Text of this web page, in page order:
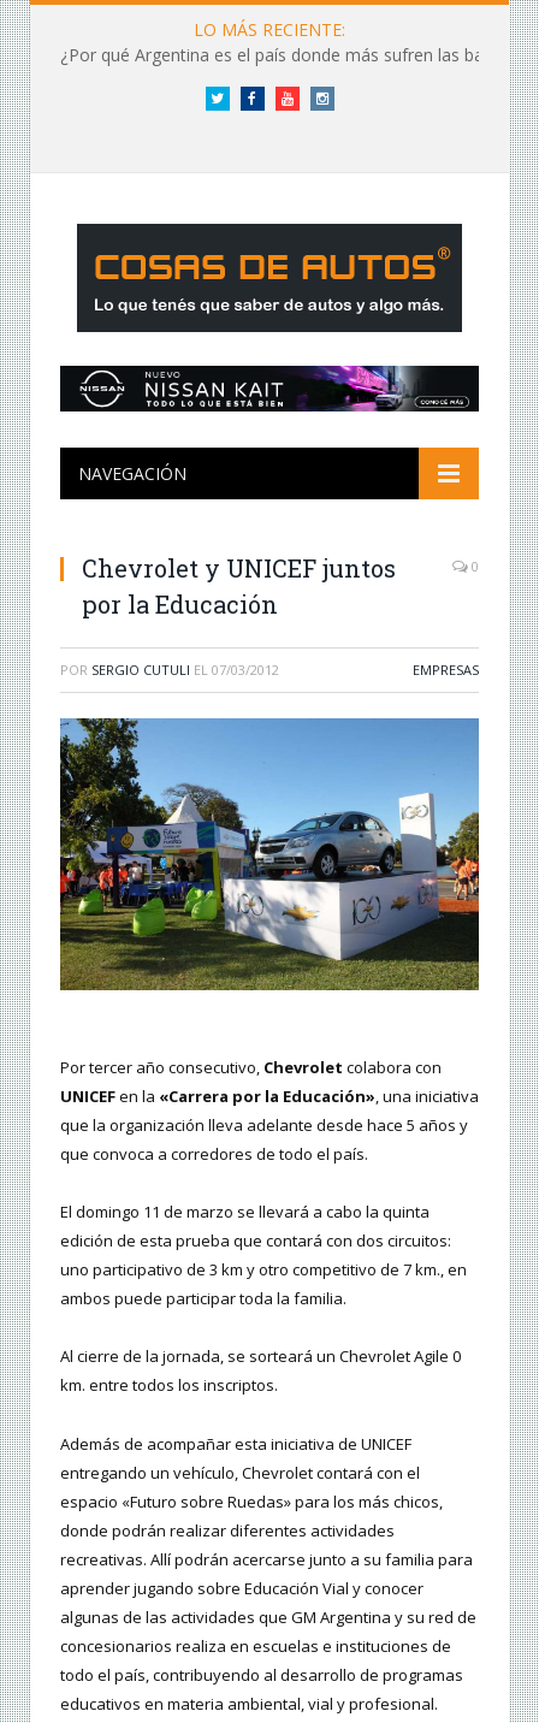
LO MÁS RECIENTE:
¿Por qué Argentina es el país donde más sufren las baterías?
Twitter FacebookYouTubeInstagram
NAVEGACIÓN
Chevrolet y UNICEF juntos
por la Educación
0
POR SERGIO CUTULI EL 07/03/2012 EMPRESAS
Por tercer año consecutivo, Chevrolet colabora con
UNICEFen la «Carrera por la Educación», una iniciativa
que la organización lleva adelante desde hace 5 años y
que convoca a corredores de todo el país.
El domingo 11 de marzo se llevará a cabo la quinta
edición de esta prueba que contará con dos circuitos:
uno participativo de 3 km y otro competitivo de 7 km., en
ambos puede participar toda la familia.
Al cierre de la jornada, se sorteará un Chevrolet Agile 0
km. entre todos los inscriptos.
Además de acompañar esta iniciativa de UNICEF
entregando un vehículo, Chevrolet contará con el
espacio «Futuro sobre Ruedas» para los más chicos,
donde podrán realizar diferentes actividades
recreativas. Allí podrán acercarse junto a su familia para
aprender jugando sobre Educación Vial y conocer
algunas de las actividades que GM Argentina y su red de
concesionarios realiza en escuelas e instituciones de
todo el país, contribuyendo al desarrollo de programas
educativos en materia ambiental, vial y profesional.